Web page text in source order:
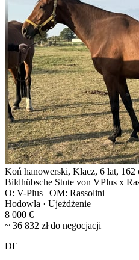
Koń hanowerski, Klacz, 6 lat, 162
Bildhübsche Stute von VPlus x
O: V-Plus | OM: Rassolini
Hodowla · Ujeżdżenie
8 000 €
~ 36 832 zł do negocjacji
DE